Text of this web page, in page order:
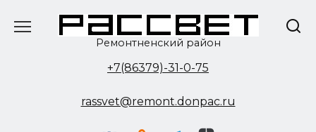
Ремонтненский район
+7(86379)-31-0-75
rassvet@remont.donpac.ru